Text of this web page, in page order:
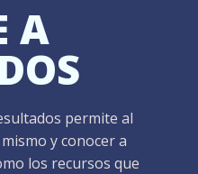
A
permite al
y conocer a
los recursos que